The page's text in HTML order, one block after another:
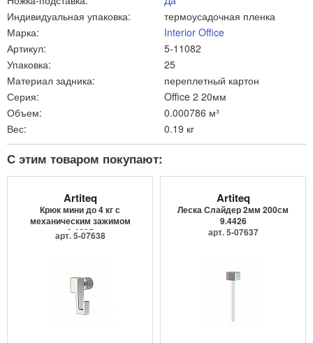
Индивидуальная упаковка:
термоусадочная пленка
Марка:
Interior Office
Артикул:
5-11082
Упаковка:
25
Материал задника:
переплетный картон
Серия:
Office 2 20мм
Объем:
0.000786 м³
Вес:
0.19 кг
С этим товаром покупают:
Artiteq
Крюк мини до 4 кг с
механическим зажимом
9.4205
арт. 5-07638
Artiteq
Леска Слайдер 2мм 200см
9.4426
арт. 5-07637